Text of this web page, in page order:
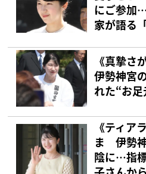
にご参加
家が語る
《真摯さ
伊勢神宮
れた“お
《ティア
ま 伊勢
陰に…指